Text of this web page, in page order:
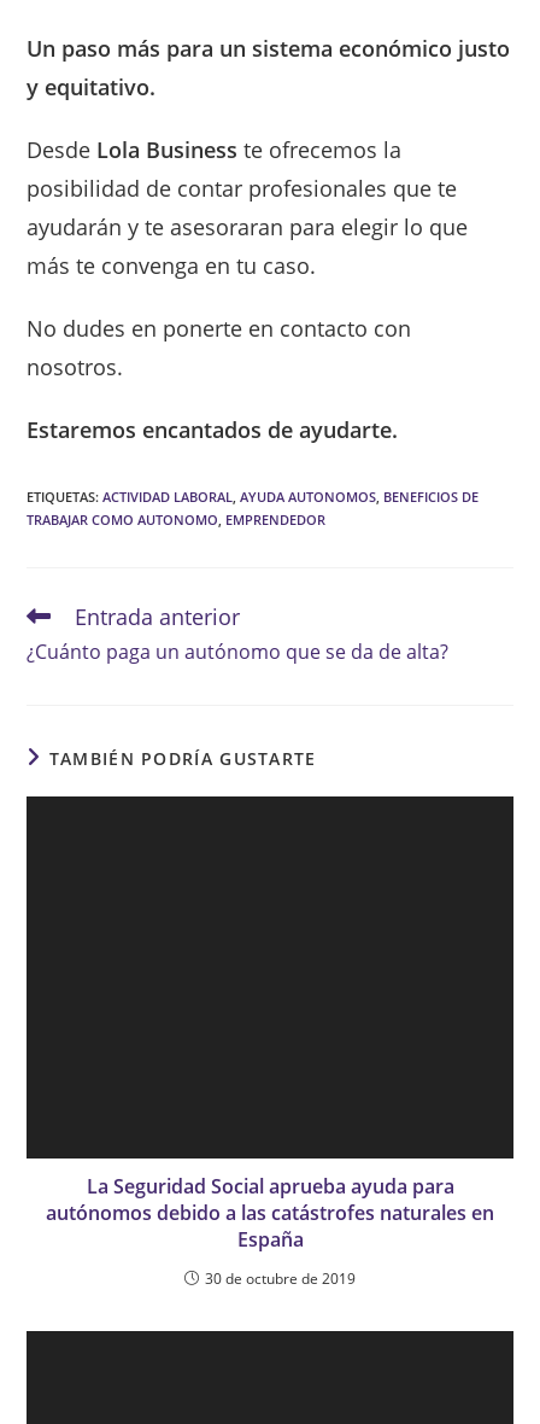
Un paso más para un sistema económico justo
y equitativo.
Desde Lola Business te ofrecemos la
posibilidad de contar profesionales que te
ayudarán y te asesoraran para elegir lo que
más te convenga en tu caso.
No dudes en ponerte en contacto con
nosotros.
Estaremos encantados de ayudarte.
ETIQUETAS:ACTIVIDAD LABORAL, AYUDA AUTONOMOS, BENEFICIOS DE
TRABAJAR COMO AUTONOMO, EMPRENDEDOR
Leer
artículos
Entrada anterior
¿Cuánto paga un autónomo que se da de alta?
TAMBIÉN PODRÍA GUSTARTE
La Seguridad Social aprueba ayuda para
autónomos debido a las catástrofes naturales en
España
30 de octubre de 2019